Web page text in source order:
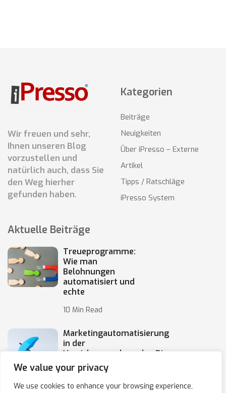
We value your privacy
We use cookies to enhance your browsing experience,
Wir freuen und sehr,
Ihnen unseren Blog
vorzustellen und
natürlich auch, dass Sie
den Weg hierher
gefunden haben.
Kategorien
Beiträge
Neuigkeiten
Über iPresso – Externe
Artikel
Tipps / Ratschläge
iPresso System
Aktuelle Beiträge
Treueprogramme:
Wie man
Belohnungen
automatisiert und
echte
10 Min Read
Marketingautomatisierung
in der
Versicherungsbranche: Die
Automatisierung von
10 Min Read